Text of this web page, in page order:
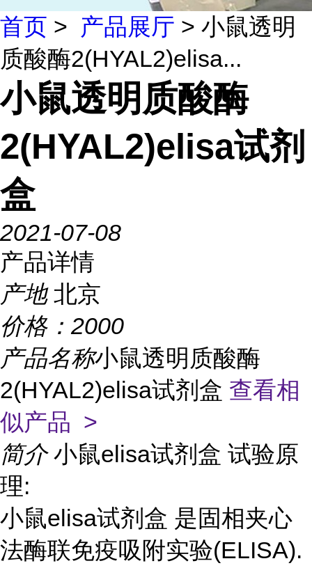
首页 > 产品展厅 > 小鼠透明
质酸酶2(HYAL2)elisa...
小鼠透明质酸酶
2(HYAL2)elisa试剂
盒
2021-07-08
产品详情
产地 北京
价格： 2000
产品名称小鼠透明质酸酶
2(HYAL2)elisa试剂盒 查看相
似产品 >
简介 小鼠elisa试剂盒 试验原
理:
小鼠elisa试剂盒 是固相夹心
法酶联免疫吸附实验(ELISA).